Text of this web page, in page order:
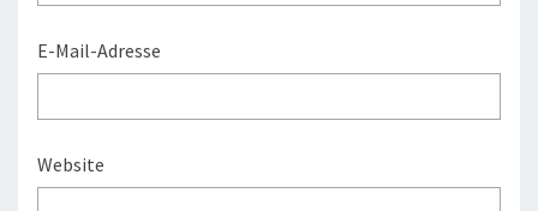
E-Mail-Adresse
Website